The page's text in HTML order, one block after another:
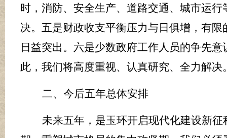
时，消防、安全生产、道路交通、城市运
决。五是财政收支平衡压力与日俱增，有
日益突出。六是少数政府工作人员的争先
此，我们将高度重视、认真研究、全力解决
二、今后五年总体安排
未来五年，是玉环开启现代化建设新